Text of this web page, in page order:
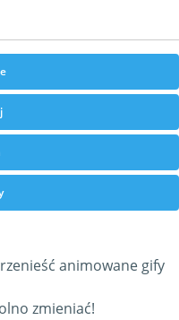
animowane gify
zmieniać!